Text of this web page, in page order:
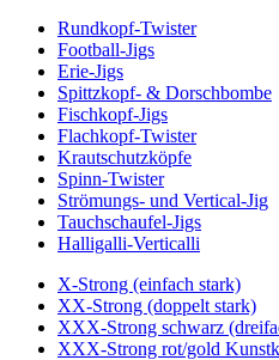
Rundkopf-Twister
Football-Jigs
Erie-Jigs
Spittzkopf- & Dorschbombe
Fischkopf-Jigs
Flachkopf-Twister
Krautschutzköpfe
Spinn-Twister
Strömungs- und Vertical-Jig
Tauchschaufel-Jigs
Halligalli-Verticalli
X-Strong (einfach stark)
XX-Strong (doppelt stark)
XXX-Strong schwarz
XXX-Strong rot/gold